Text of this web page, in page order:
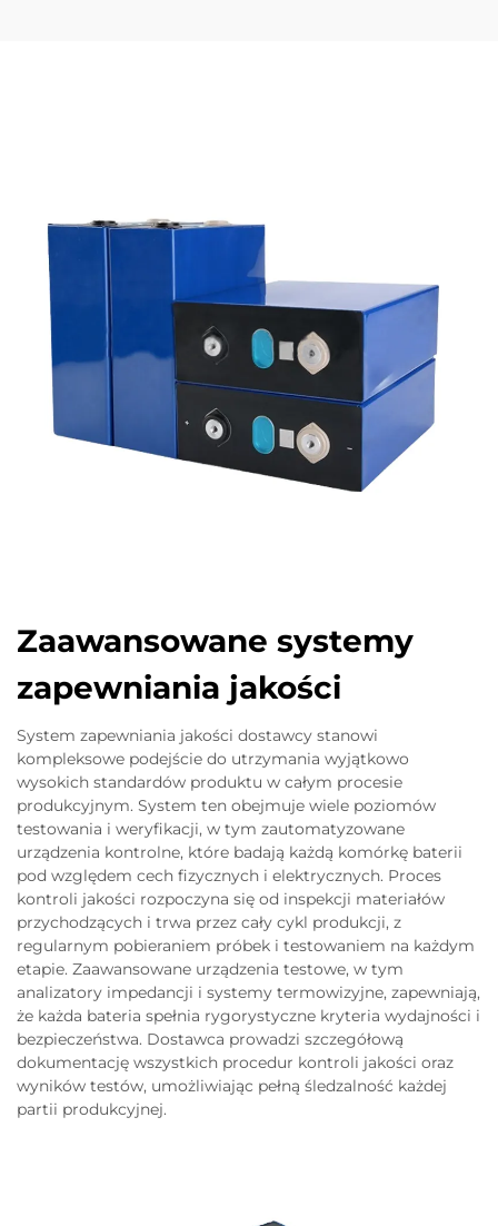
Zaawansowane systemy
zapewniania jakości
System zapewniania jakości dostawcy stanowi
kompleksowe podejście do utrzymania wyjątkowo
wysokich standardów produktu w całym procesie
produkcyjnym. System ten obejmuje wiele poziomów
testowania i weryfikacji, w tym zautomatyzowane
urządzenia kontrolne, które badają każdą komórkę baterii
pod względem cech fizycznych i elektrycznych. Proces
kontroli jakości rozpoczyna się od inspekcji materiałów
przychodzących i trwa przez cały cykl produkcji, z
regularnym pobieraniem próbek i testowaniem na każdym
etapie. Zaawansowane urządzenia testowe, w tym
analizatory impedancji i systemy termowizyjne, zapewniają,
że każda bateria spełnia rygorystyczne kryteria wydajności i
bezpieczeństwa. Dostawca prowadzi szczegółową
dokumentację wszystkich procedur kontroli jakości oraz
wyników testów, umożliwiając pełną śledzalność każdej
partii produkcyjnej.